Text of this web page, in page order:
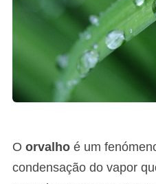
O orvalho é um
condensação do vapor